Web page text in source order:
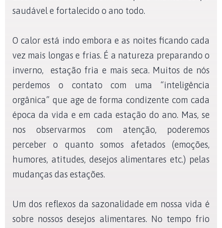
saudável e fortalecido o ano todo.
O calor está indo embora e as noites ficando cada
vez mais longas e frias. É a natureza preparando o
inverno, estação fria e mais seca. Muitos de nós
perdemos o contato com uma “inteligência
orgânica” que age de forma condizente com cada
época da vida e em cada estação do ano. Mas, se
nos observarmos com atenção, poderemos
perceber o quanto somos afetados (emoções,
humores, atitudes, desejos alimentares etc.) pelas
mudanças das estações.
Um dos reflexos da sazonalidade em nossa vida é
sobre nossos desejos alimentares. No tempo frio